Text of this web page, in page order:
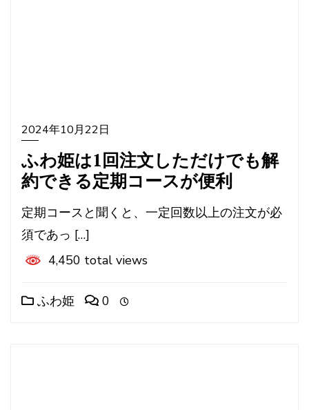
2024年10月22日
ふわ姫は1回注文しただけでも解
約できる定期コースが便利
定期コースと聞くと、一定回数以上の注文が必
須であっ […]
4,450 total views
ふわ姫 0